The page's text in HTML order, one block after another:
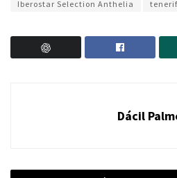
Iberostar Selection Anthelia
Dácil